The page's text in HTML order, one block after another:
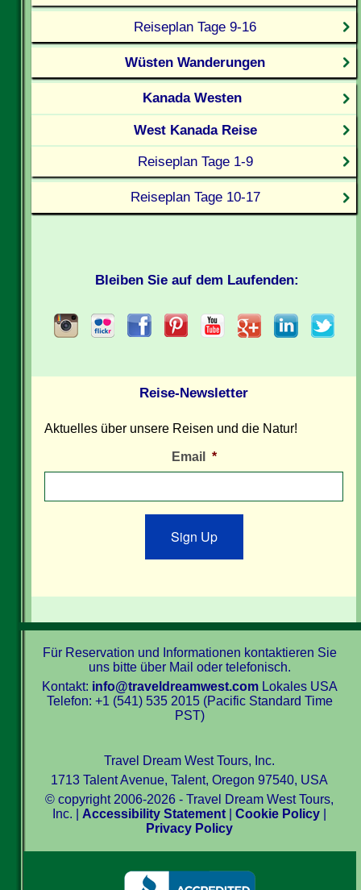
Reiseplan Tage 9-16
Wüsten Wanderungen
Kanada Westen
West Kanada Reise
Reiseplan Tage 1-9
Reiseplan Tage 10-17
Bleiben Sie auf dem Laufenden:
Reise-Newsletter
Aktuelles über unsere Reisen und die Natur!
Email *
Sign Up
Für Reservation und Informationen kontaktieren Sie
uns bitte über Mail oder telefonisch.
Kontakt: info@traveldreamwest.comLokales USA
Telefon: +1 (541) 535 2015 (Pacific Standard Time
PST)
Travel Dream West Tours, Inc.
1713 Talent Avenue, Talent, Oregon 97540, USA
© copyright 2006-2026 - Travel Dream West Tours,
Inc. | Accessibility Statement |Cookie Policy
Privacy Policy